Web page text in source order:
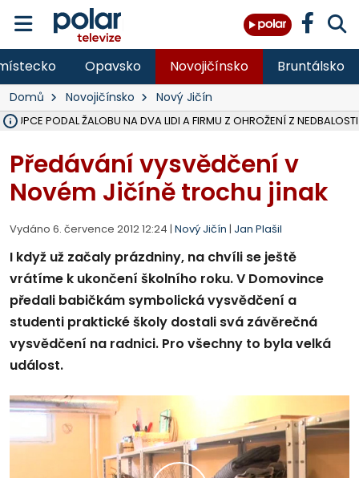
Opavsko Novojičínsko Bruntálsko
Domů Novojičínsko Nový Jičín
PODAL ŽALOBU NA DVA LIDI A FIRMU Z OHROŽENÍ Z NEDBALOSTI
Předávání vysvědčení v
Novém Jičíně trochu jinak
Vydáno 6. července 2012 12:24 | Nový Jičín | Jan Plašil
I když už začaly prázdniny, na chvíli se ještě
vrátíme k ukončení školního roku. V Domovince
předali babičkám symbolická vysvědčení a
studenti praktické školy dostali svá závěrečná
vysvědčení na radnici. Pro všechny to byla velká
událost.